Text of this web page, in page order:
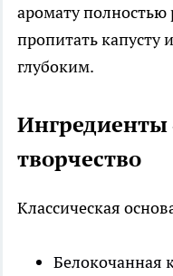
аромату полностью
пропитать капусту
глубоким.
Ингредиенты
творчество
Классическая
Белокочанная